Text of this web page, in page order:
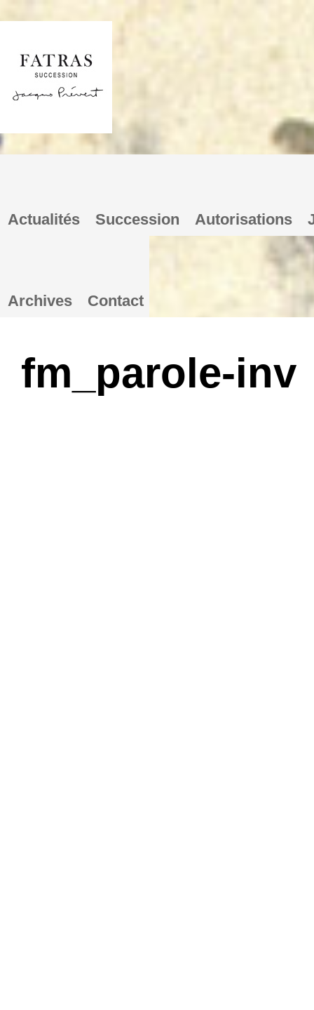
Actualités Succession Autorisations
Archives Contact
fm_parole-inv